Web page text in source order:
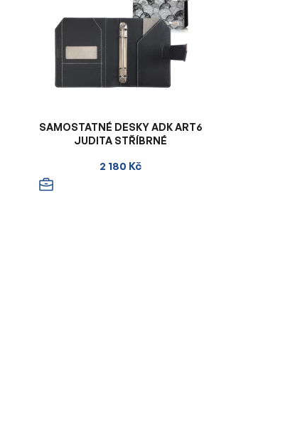
SAMOSTATNÉ DESKY ADK ART6
JUDITA STŘÍBRNÉ
2 180 Kč